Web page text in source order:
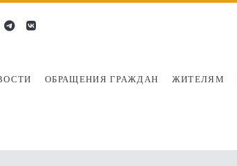
ОБРАЩЕНИЯ ГРАЖДАН ЖИТЕЛЯМ
telegram
vk